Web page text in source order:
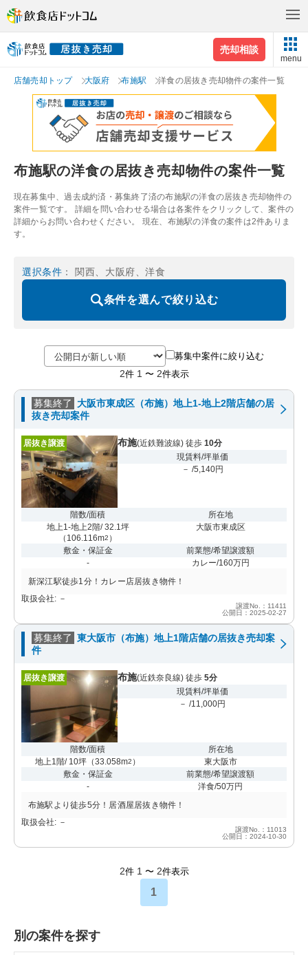
売却相談
menu
店舗売却トップ 大阪府 布施駅 洋食の居抜き売却物件の案件一覧
布施駅の洋食の居抜き売却物件の案件一覧
現在募集中、過去成約済・募集終了済の布施駅の洋食の居抜き売却物件の
案件一覧です。 詳細を問い合わせる場合は各案件をクリックして、案件の
詳細からお問い合わせください。 現在、布施駅の洋食の案件は2件ありま
す。
選択条件 ： 関西、大阪府、洋食
条件を選んで絞り込む
募集中案件に絞り込む
2件 1 〜 2件表示
募集終了
大阪市東成区（布施）地上1-地上2階店舗の居
抜き売却案件
居抜き譲渡 布施(近鉄難波線) 徒歩 10分
現賃料/坪単価
－ /5,140円
階数/面積
地上1-地上2階/ 32.1坪
（ 106.116m2 ）
所在地
大阪市東成区
敷金・保証金
-
前業態/希望譲渡額
カレー/160万円
新深江駅徒歩1分！カレー店居抜き物件！
取扱会社: －
譲渡No.：11411
公開日：2025-02-27
募集終了 東大阪市（布施）地上1階店舗の居抜き売却案
件
居抜き譲渡 布施(近鉄奈良線) 徒歩 5分
現賃料/坪単価
－ /11,000円
階数/面積
地上1階/ 10坪 （33.058m2 ）
所在地
東大阪市
敷金・保証金
-
前業態/希望譲渡額
洋食/50万円
布施駅より徒歩5分！居酒屋居抜き物件！
取扱会社: －
譲渡No.：11013
公開日：2024-10-30
2件 1 〜 2件表示
1
別の案件を探す